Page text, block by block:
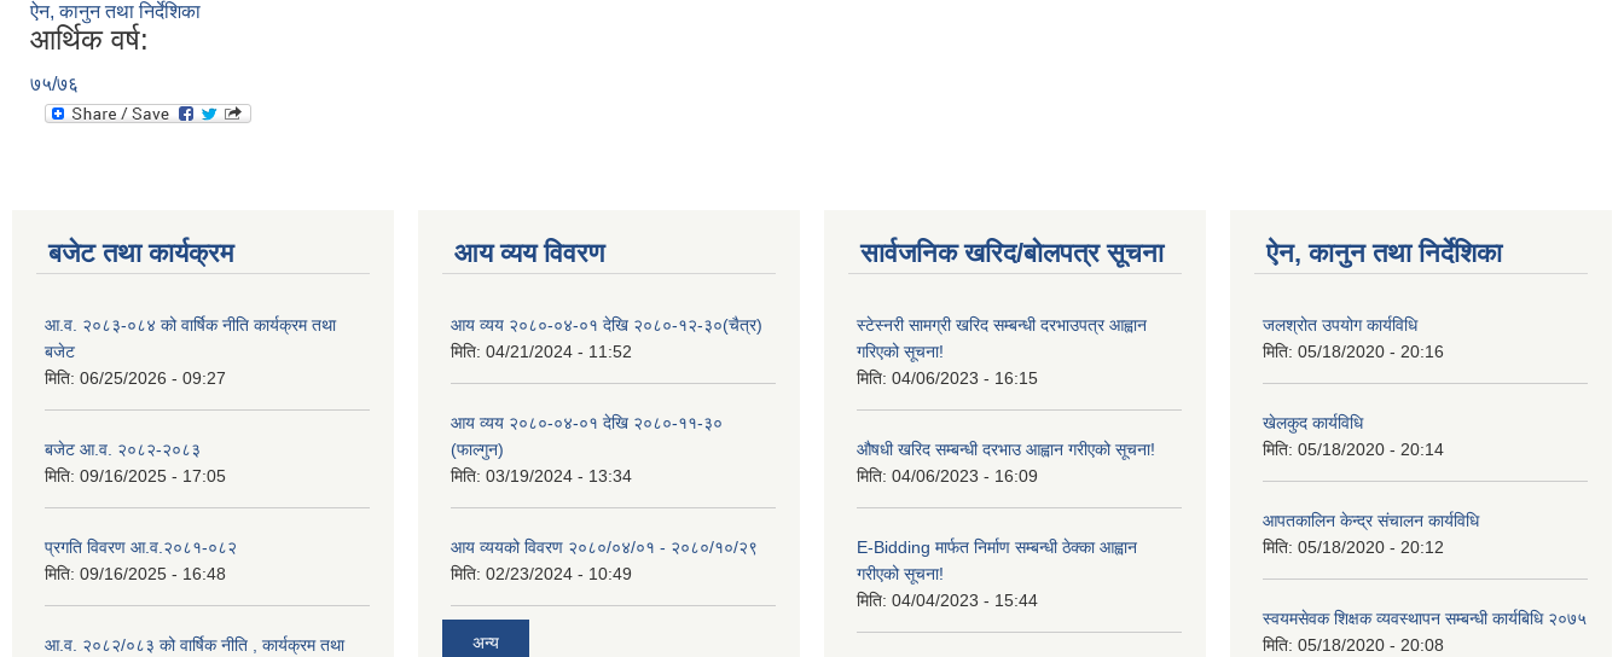
ऐन, कानुन तथा निर्देशिका
आर्थिक वर्ष:
७५/७६
बजेट तथा कार्यक्रम
आ.व. २०८३-०८४ को वार्षिक नीति कार्यक्रम तथा
बजेट
मिति: 06/25/2026 - 09:27
बजेट आ.व. २०८२-२०८३
मिति: 09/16/2025 - 17:05
प्रगति विवरण आ.व.२०८१-०८२
मिति: 09/16/2025 - 16:48
आ.व. २०८२/०८३ को वार्षिक नीति , कार्यक्रम तथा
आय व्यय विवरण
आय व्यय २०८०-०४-०१ देखि २०८०-१२-३०(चैत्र)
मिति: 04/21/2024 - 11:52
आय व्यय २०८०-०४-०१ देखि २०८०-११-३०
(फाल्गुन)
मिति: 03/19/2024 - 13:34
आय व्ययको विवरण २०८०/०४/०१ - २०८०/१०/२९
मिति: 02/23/2024 - 10:49
अन्य
सार्वजनिक खरिद/बोलपत्र सूचना
स्टेस्नरी सामग्री खरिद सम्बन्धी दरभाउपत्र आह्वान
गरिएको सूचना!
मिति: 04/06/2023 - 16:15
औषधी खरिद सम्बन्धी दरभाउ आह्वान गरीएको सूचना!
मिति: 04/06/2023 - 16:09
E-Bidding मार्फत निर्माण सम्बन्धी ठेक्का आह्वान
गरीएको सूचना!
मिति: 04/04/2023 - 15:44
ऐन, कानुन तथा निर्देशिका
जलश्रोत उपयोग कार्यविधि
मिति: 05/18/2020 - 20:16
खेलकुद कार्यविधि
मिति: 05/18/2020 - 20:14
आपतकालिन केन्द्र संचालन कार्यविधि
मिति: 05/18/2020 - 20:12
स्वयमसेवक शिक्षक व्यवस्थापन सम्बन्धी कार्यबिधि २०७५
मिति: 05/18/2020 - 20:08